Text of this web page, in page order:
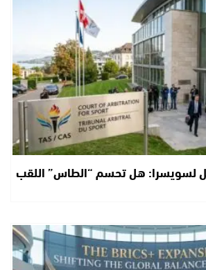
لسويسرا: هل تحسم “الطاس” اللقب